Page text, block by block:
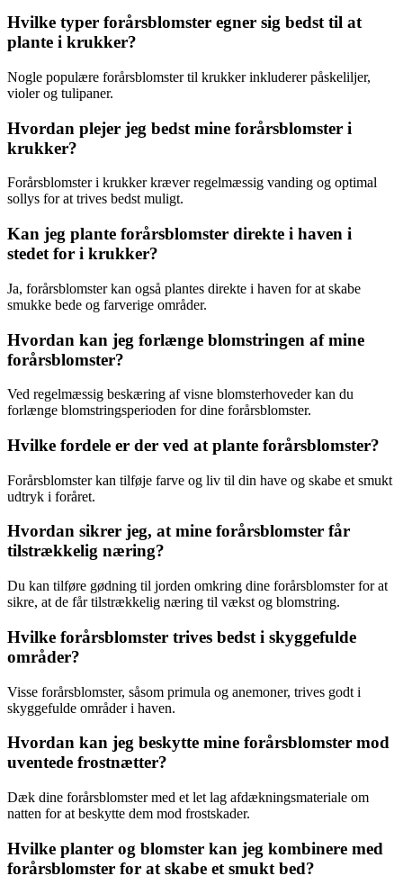
Hvilke typer forårsblomster egner sig bedst til at
plante i krukker?
Nogle populære forårsblomster til krukker inkluderer påskeliljer,
violer og tulipaner.
Hvordan plejer jeg bedst mine forårsblomster i
krukker?
Forårsblomster i krukker kræver regelmæssig vanding og optimal
sollys for at trives bedst muligt.
Kan jeg plante forårsblomster direkte i haven i
stedet for i krukker?
Ja, forårsblomster kan også plantes direkte i haven for at skabe
smukke bede og farverige områder.
Hvordan kan jeg forlænge blomstringen af mine
forårsblomster?
Ved regelmæssig beskæring af visne blomsterhoveder kan du
forlænge blomstringsperioden for dine forårsblomster.
Hvilke fordele er der ved at plante forårsblomster?
Forårsblomster kan tilføje farve og liv til din have og skabe et smukt
udtryk i foråret.
Hvordan sikrer jeg, at mine forårsblomster får
tilstrækkelig næring?
Du kan tilføre gødning til jorden omkring dine forårsblomster for at
sikre, at de får tilstrækkelig næring til vækst og blomstring.
Hvilke forårsblomster trives bedst i skyggefulde
områder?
Visse forårsblomster, såsom primula og anemoner, trives godt i
skyggefulde områder i haven.
Hvordan kan jeg beskytte mine forårsblomster mod
uventede frostnætter?
Dæk dine forårsblomster med et let lag afdækningsmateriale om
natten for at beskytte dem mod frostskader.
Hvilke planter og blomster kan jeg kombinere med
forårsblomster for at skabe et smukt bed?